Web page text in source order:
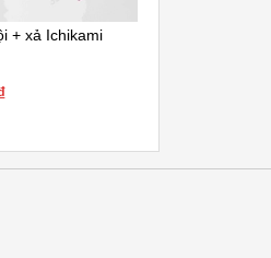
+ xả Ichikami